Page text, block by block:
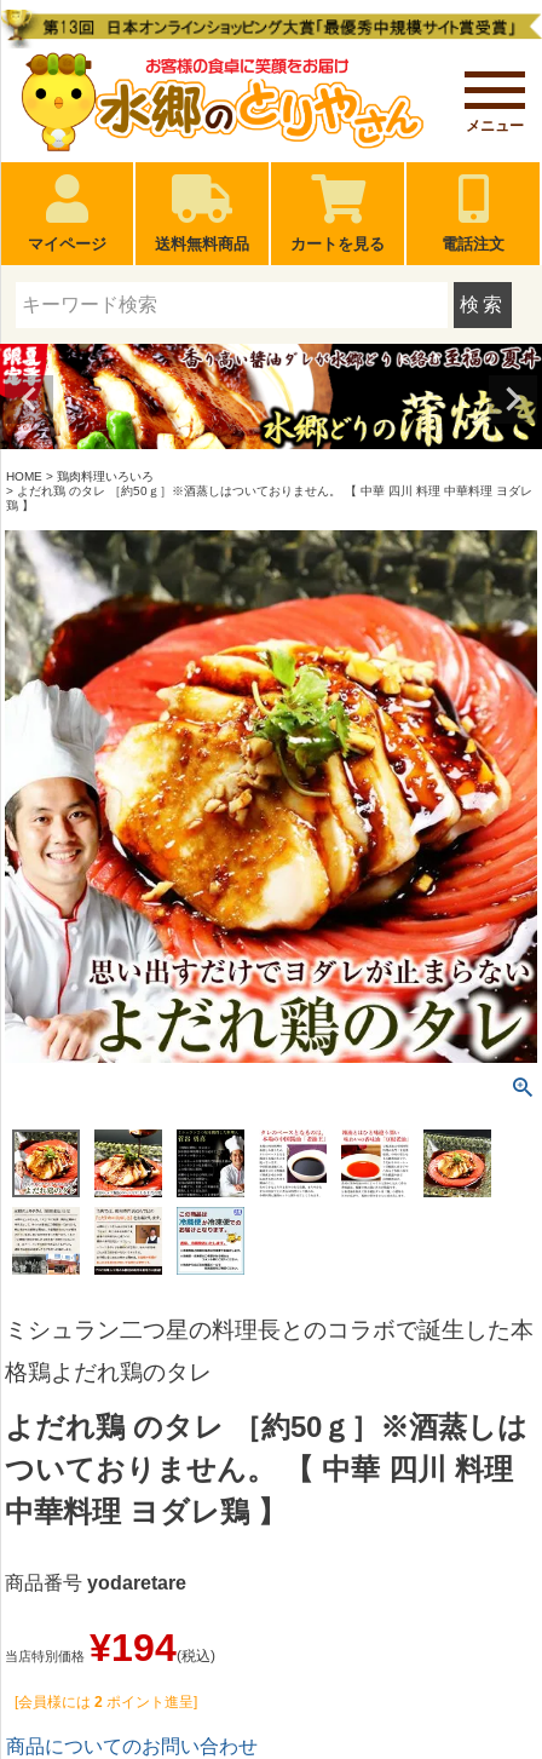
メニュー
マイページ 送料無料商品 カートを見る 電話注文
検索
HOME
鶏肉料理いろいろ
よだれ鶏 のタレ ［約50ｇ］※酒蒸しはついておりません。 【 中華 四川 料理 中華料理 ヨダレ
鶏 】
ミシュラン二つ星の料理長とのコラボで誕生した本
格鶏よだれ鶏のタレ
よだれ鶏 のタレ ［約50ｇ］※酒蒸しは
ついておりません。 【 中華 四川 料理
中華料理 ヨダレ鶏 】
商品番号 yodaretare
当店特別価格 ¥194 税込
[会員様には 2 ポイント進呈]
商品についてのお問い合わせ